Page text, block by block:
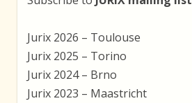
Jurix 2026 – Toulouse
Jurix 2025 – Torino
Jurix 2024 – Brno
Jurix 2023 – Maastricht